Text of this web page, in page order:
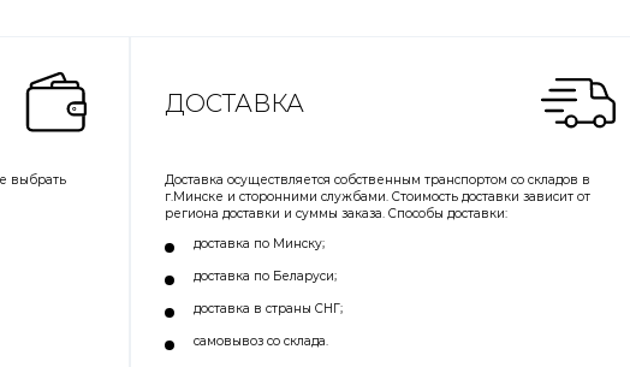
выбрать
ДОСТАВКА
Доставка осуществляется собственным транспортом со складов в
г.Минске и сторонними службами. Стоимость доставки зависит от
региона доставки и суммы заказа. Способы доставки:
доставка по Минску;
доставка по Беларуси;
доставка в страны СНГ;
самовывоз со склада.